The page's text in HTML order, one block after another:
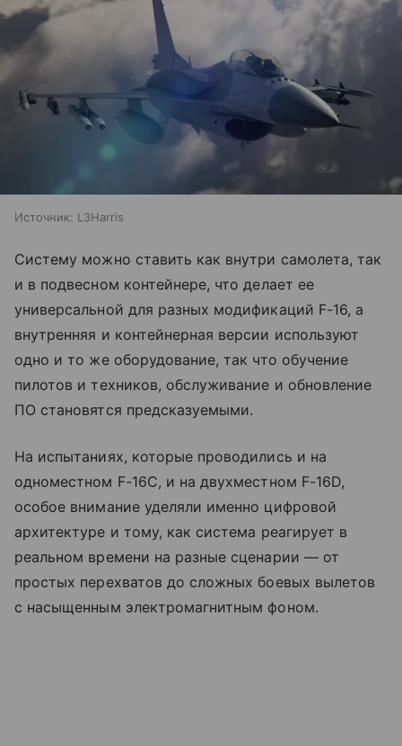
Источник: L3Harris
Систему можно ставить как внутри самолета, так
и в подвесном контейнере, что делает ее
универсальной для разных модификаций F-16, а
внутренняя и контейнерная версии используют
одно и то же оборудование, так что обучение
пилотов и техников, обслуживание и обновление
ПО становятся предсказуемыми.
На испытаниях, которые проводились и на
одноместном F-16C, и на двухместном F-16D,
особое внимание уделяли именно цифровой
архитектуре и тому, как система реагирует в
реальном времени на разные сценарии — от
простых перехватов до сложных боевых вылетов
с насыщенным электромагнитным фоном.